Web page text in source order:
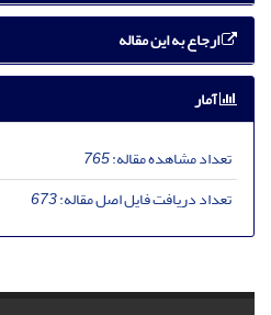
ارجاع به این مقاله
آمار
تعداد مشاهده مقاله:765
تعداد دریافت فایل اصل مقاله:673